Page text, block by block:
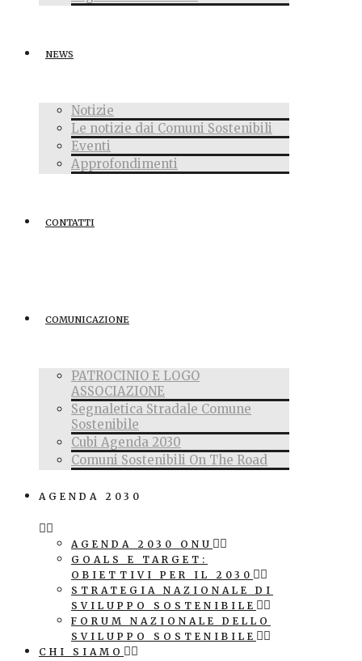
NEWS
Notizie
Le notizie dai Comuni Sostenibili
Eventi
Approfondimenti
CONTATTI
COMUNICAZIONE
PATROCINIO E LOGO
ASSOCIAZIONE
Segnaletica Stradale Comune
Sostenibile
Cubi Agenda 2030
Comuni Sostenibili On The Road
AGENDA 2030
AGENDA 2030 ONU
GOALS E TARGET:
OBIETTIVI PER IL 2030
STRATEGIA NAZIONALE DI
SVILUPPO SOSTENIBILE
FORUM NAZIONALE DELLO
SVILUPPO SOSTENIBILE
CHI SIAMO